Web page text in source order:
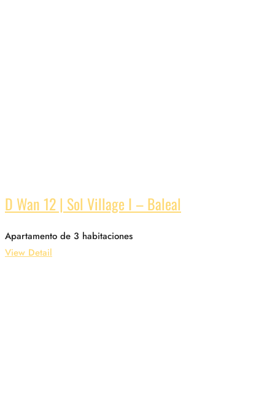
D Wan 12 | Sol Village I – Baleal
Apartamento de 3 habitaciones
View Detail